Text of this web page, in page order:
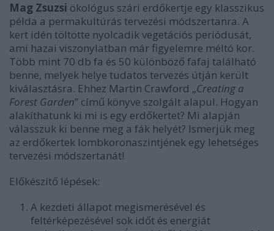
Mag Zsuzsi ökológus szári erdőkertje egy klasszikus
példa a permakultúrás tervezési módszertanra. A
kert idén töltötte nyolcadik vegetációs periódusát,
ami hazai viszonylatban már figyelemre méltó kor.
Több mint 70 db fa és 50 különböző fafaj található
benne, melyek helye tudatos tervezés útján került
kiválasztásra. Ehhez Martin Crawford „Creating a
Forest Garden” című könyve szolgált alapul. Hogyan
alakíthatunk ki mi is egy erdőkertet? Mi alapján
válasszuk ki benne meg a fák helyét? Ismerjük meg
az erdőkertek lombkoronaszintjének egy lehetséges
tervezési módszertanát!
Előkészítő lépések:
A kezdeti állapot megismerésével és
feltérképezésével sok időt és energiát